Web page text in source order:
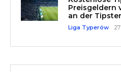
Preisgeldern
an der
Liga Typerów